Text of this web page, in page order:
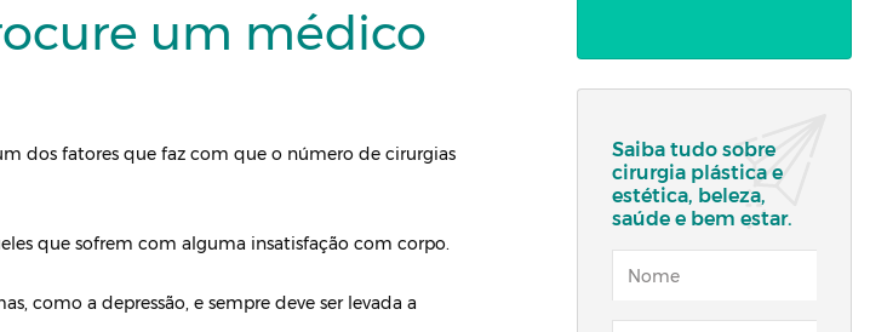
um médico
dos fatores que faz com que o número de cirurgias
que sofrem com alguma insatisfação com corpo.
como a depressão, e sempre deve ser levada a
Saiba tudo sobre
cirurgia plástica e
estética, beleza,
saúde e bem estar.